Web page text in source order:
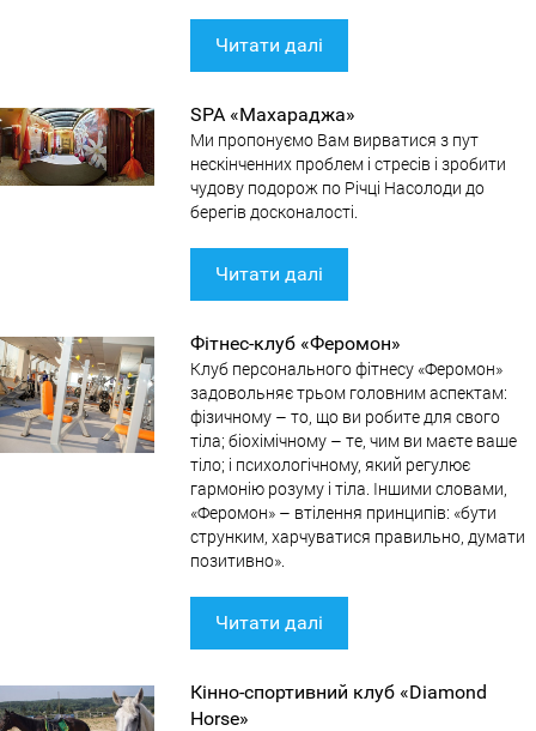
Читати далі
SPA «Махараджа»
Ми пропонуємо Вам вирватися з пут
нескінченних проблем і стресів і зробити
чудову подорож по Річці Насолоди до
берегів досконалості.
Читати далі
Фітнес-клуб «Феромон»
Клуб персонального фітнесу «Феромон»
задовольняє трьом головним аспектам:
фізичному – то, що ви робите для свого
тіла; біохімічному – те, чим ви маєте ваше
тіло; і психологічному, який регулює
гармонію розуму і тіла. Іншими словами,
«Феромон» – втілення принципів: «бути
струнким, харчуватися правильно, думати
позитивно».
Читати далі
Кінно-спортивний клуб «Diamond
Horse»